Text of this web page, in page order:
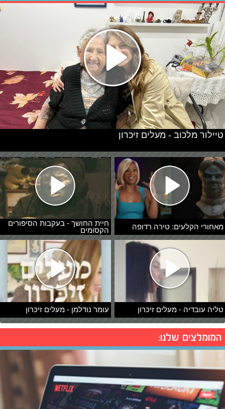
מאחורי הקלעים: טירה רדופה
חיית החושך - בעקבות הסיפורים
הקסומים
טליה עובדיה - מעלים זיכרון עומר נודלמן - מעלים זיכרון
טיילור מלכוב - מעלים זיכרון
המומלצים שלנו: